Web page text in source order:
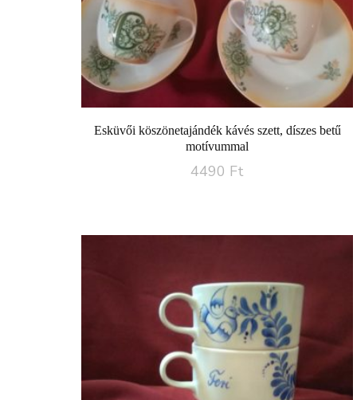
Esküvői köszönetajándék kávés szett, díszes betű
motívummal
4490 Ft